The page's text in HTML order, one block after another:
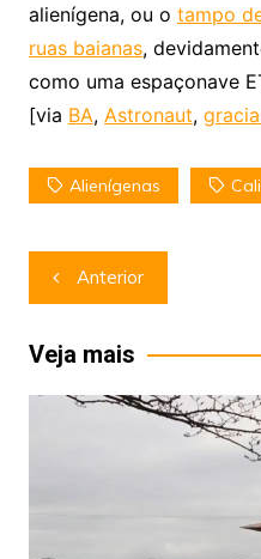
alienígena, ou o tampo
ruas baianas,
como uma espaçonave
[via BA, Astronaut,
Alienígenas
Navegação
de
Post
Anterior
Veja mais